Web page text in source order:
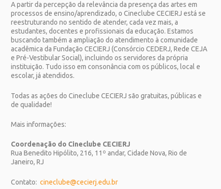
A partir da percepção da relevância da presença das artes em
processos de ensino/aprendizado, o Cineclube CECIERJ está se
reestruturando no sentido de atender, cada vez mais, a
estudantes, docentes e profissionais da educação. Estamos
buscando também a ampliação do atendimento à comunidade
acadêmica da Fundação CECIERJ (Consórcio CEDERJ, Rede CEJA
e Pré-Vestibular Social), incluindo os servidores da própria
instituição. Tudo isso em consonância com os públicos, local e
escolar, já atendidos.
Todas as ações do Cineclube CECIERJ são gratuitas, públicas e
de qualidade!
Mais informações:
Coordenação do Cineclube CECIERJ
Rua Benedito Hipólito, 216, 11º andar, Cidade Nova, Rio de
Janeiro, RJ
Contato:cineclube@cecierj.edu.br